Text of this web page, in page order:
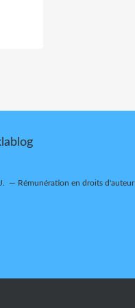
Rémunération en droits d'auteur